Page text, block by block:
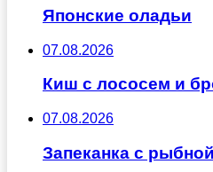
Японские оладьи
07.08.2026
Киш с лососем и
07.08.2026
Запеканка с